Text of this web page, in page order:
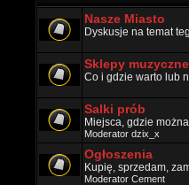
Nasze Miasto
Dyskusje na temat
Sklepy muzyczne
Co i gdzie warto lub
Salki prób
Miejsca, gdzie
Moderator dzix_x
Ogłoszenia
Kupię, sprzedam,
Moderator Cement